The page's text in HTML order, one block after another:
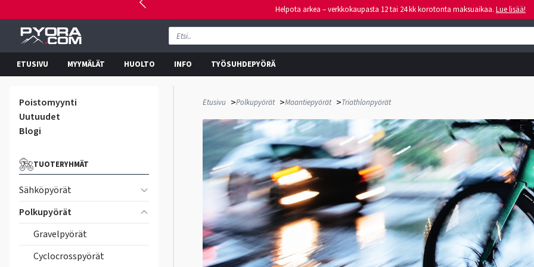
Helpota arkea – verkkokaupasta 12 tai 24 kk korotonta maksuaikaa. Lue lisää!
ETUSIVU MYYMÄLÄT HUOLTO INFO TYÖSUHDEPYÖRÄ
Poistomyynti
Uutuudet
Blogi
TUOTERYHMÄT
Sähköpyörät
Polkupyörät
Gravelpyörät
Cyclocrosspyörät
Etusivu >Polkupyörät >Maantiepyörät >Triathlonpyörät